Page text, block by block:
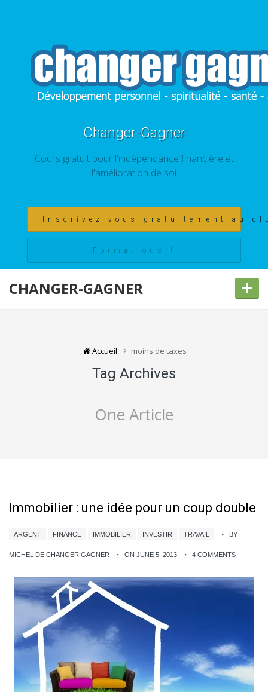
Changer-Gagner
Cours gratuit pour l'indépendance financière et
l'amélioration de soi
Inscrivez-vous gratuitement au
Formations !
CHANGER-GAGNER +
Accueil moins de taxes
Tag Archives
One Article
Immobilier : une idée pour un coup double
ARGENT FINANCE IMMOBILIER INVESTIR TRAVAIL BY
MICHEL DE CHANGER GAGNER ON JUNE 5, 2013 4 COMMENTS